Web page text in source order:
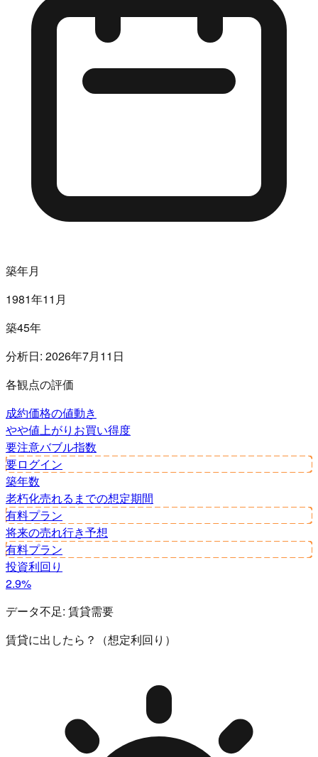
築年月
1981年11月
築45年
分析日: 2026年7月11日
各観点の評価
成約価格の値動き
やや値上がり お買い得度
要注意バブル指数
要ログイン
築年数
老朽化売れるまでの想定期間
有料プラン
将来の売れ行き予想
有料プラン
投資利回り
2.9%
データ不足: 賃貸需要
賃貸に出したら？（想定利回り）